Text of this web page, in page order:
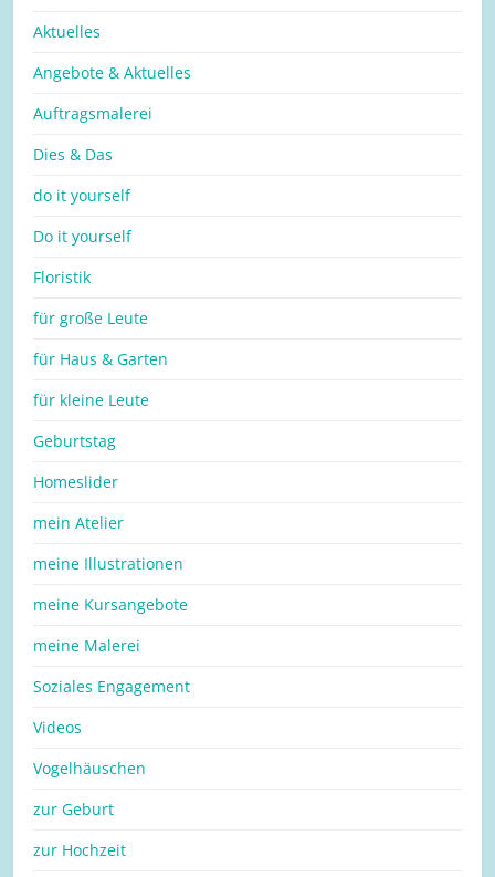
Aktuelles
Angebote & Aktuelles
Auftragsmalerei
Dies & Das
do it yourself
Do it yourself
Floristik
für große Leute
für Haus & Garten
für kleine Leute
Geburtstag
Homeslider
mein Atelier
meine Illustrationen
meine Kursangebote
meine Malerei
Soziales Engagement
Videos
Vogelhäuschen
zur Geburt
zur Hochzeit